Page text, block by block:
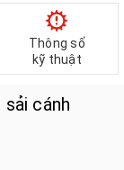
Thông số
kỹ thuật
cánh